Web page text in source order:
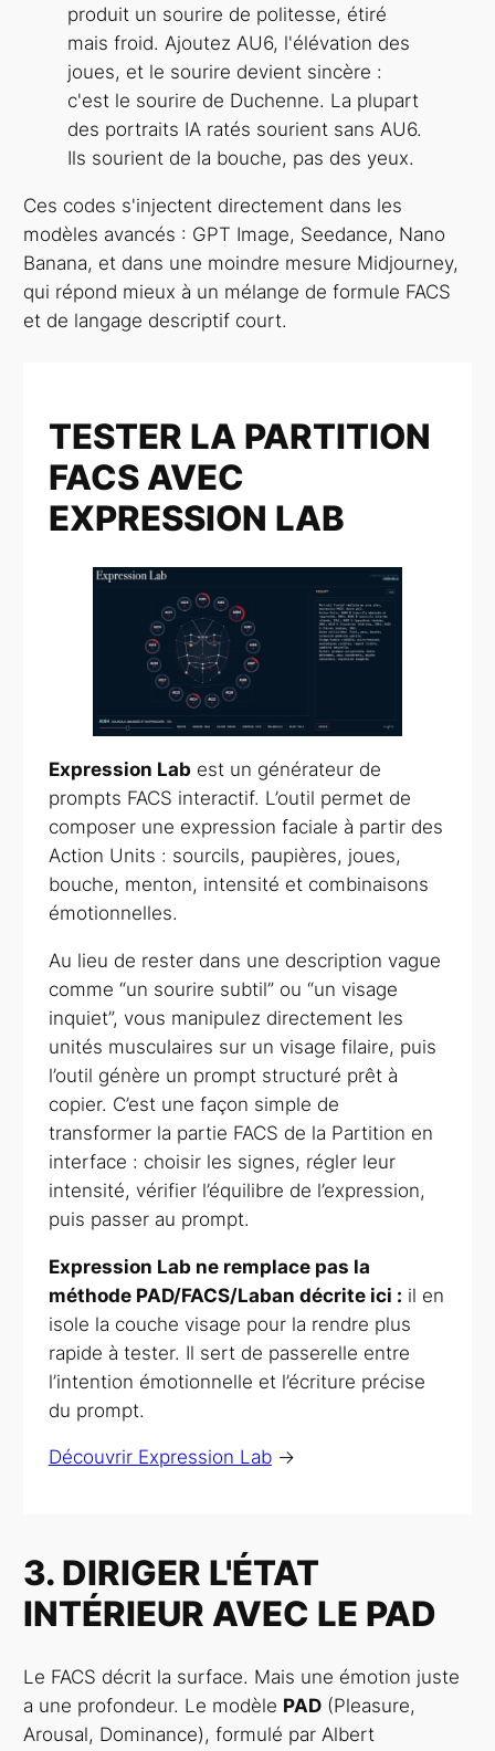
produit un sourire de politesse, étiré
mais froid. Ajoutez AU6, l'élévation des
joues, et le sourire devient sincère :
c'est le sourire de Duchenne. La plupart
des portraits IA ratés sourient sans AU6.
Ils sourient de la bouche, pas des yeux.
Ces codes s'injectent directement dans les
modèles avancés : GPT Image, Seedance, Nano
Banana, et dans une moindre mesure Midjourney,
qui répond mieux à un mélange de formule FACS
et de langage descriptif court.
TESTER LA PARTITION
FACS AVEC
EXPRESSION LAB
Expression Labest un générateur de
prompts FACS interactif. L’outil permet de
composer une expression faciale à partir des
Action Units : sourcils, paupières, joues,
bouche, menton, intensité et combinaisons
émotionnelles.
Au lieu de rester dans une description vague
comme “un sourire subtil” ou “un visage
inquiet”, vous manipulez directement les
unités musculaires sur un visage filaire, puis
l’outil génère un prompt structuré prêt à
copier. C’est une façon simple de
transformer la partie FACS de la Partition en
interface : choisir les signes, régler leur
intensité, vérifier l’équilibre de l’expression,
puis passer au prompt.
Expression Lab ne remplace pas la
méthode PAD/FACS/Laban décrite ici : il en
isole la couche visage pour la rendre plus
rapide à tester. Il sert de passerelle entre
l’intention émotionnelle et l’écriture précise
du prompt.
Découvrir Expression Lab→
3. DIRIGER L'ÉTAT
INTÉRIEUR AVEC LE PAD
Le FACS décrit la surface. Mais une émotion juste
a une profondeur. Le modèle PAD (Pleasure,
Arousal, Dominance), formulé par Albert